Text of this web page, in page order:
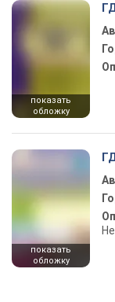
показать
обложку
показать
обложку